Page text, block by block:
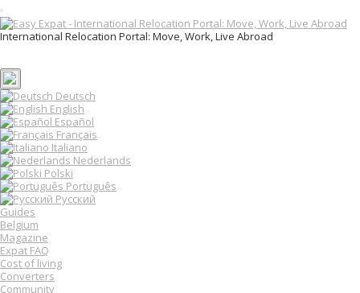
T
o
g
e
n
a
v
i
g
a
t
i
o
n
International Relocation Portal: Move, Work, Live Abroad
Deutsch
English
Español
Français
Italiano
Nederlands
Polski
Português
Русский
Guides
Belgium
Magazine
Expat FAQ
Cost of living
Converters
Community